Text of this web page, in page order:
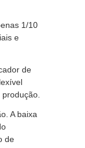
1/10
e
de
A baixa
de